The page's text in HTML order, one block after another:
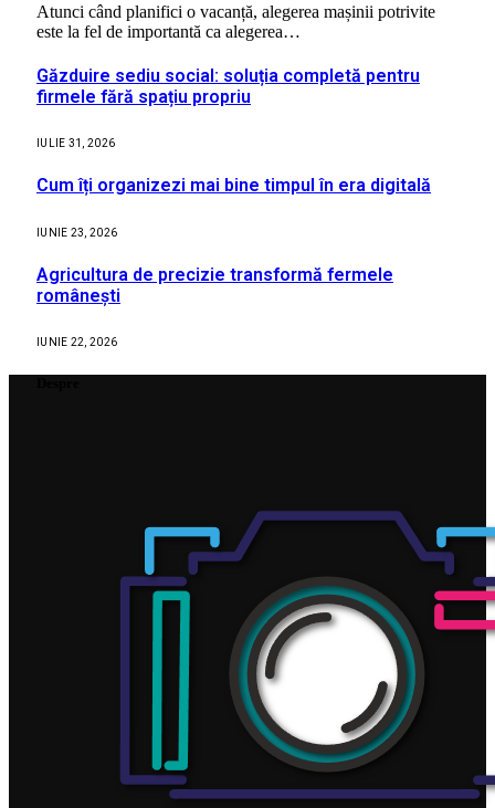
Atunci când planifici o vacanță, alegerea mașinii potrivite
este la fel de importantă ca alegerea…
Găzduire sediu social: soluția completă pentru
firmele fără spațiu propriu
IULIE 31, 2026
Cum îți organizezi mai bine timpul în era digitală
IUNIE 23, 2026
Agricultura de precizie transformă fermele
românești
IUNIE 22, 2026